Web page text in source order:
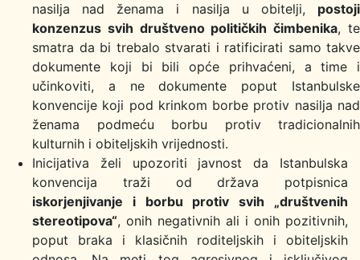
nasilja nad ženama i nasilja u obitelji, postoji
konzenzus svih društveno političkih čimbenika, te
smatra da bi trebalo stvarati i ratificirati samo takve
dokumente koji bi bili opće prihvaćeni, a time i
učinkoviti, a ne dokumente poput Istanbulske
konvencije koji pod krinkom borbe protiv nasilja nad
ženama podmeću borbu protiv tradicionalnih
kulturnih i obiteljskih vrijednosti.
Inicijativa želi upozoriti javnost da Istanbulska
konvencija traži od država potpisnica
iskorjenjivanje i borbu protiv svih „društvenih
stereotipova“, onih negativnih ali i onih pozitivnih,
poput braka i klasičnih roditeljskih i obiteljskih